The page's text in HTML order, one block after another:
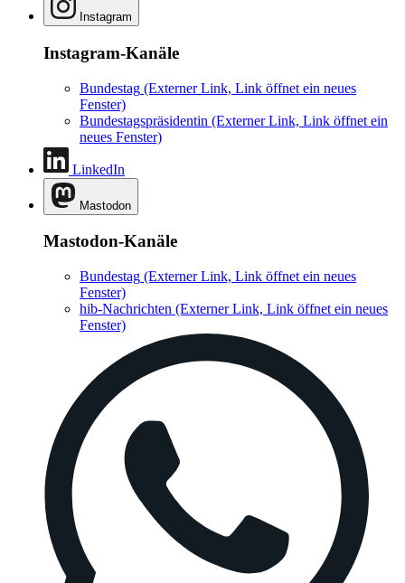
Instagram
Instagram-Kanäle
Bundestag (Externer Link, Link öffnet ein neues
Fenster)
Bundestagspräsidentin (Externer Link, Link öffnet ein
neues Fenster)
LinkedIn
Mastodon
Mastodon-Kanäle
Bundestag (Externer Link, Link öffnet ein neues
Fenster)
hib-Nachrichten (Externer Link, Link öffnet ein neues
Fenster)